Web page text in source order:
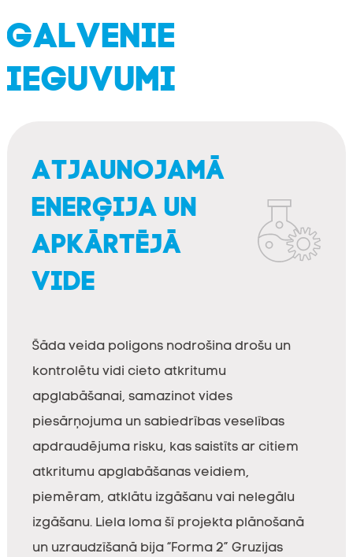
GALVENIE
IEGUVUMI
ATJAUNOJAMĀ
ENERĢIJA UN
APKĀRTĒJĀ
VIDE
Šāda veida poligons nodrošina drošu un
kontrolētu vidi cieto atkritumu
apglabāšanai, samazinot vides
piesārņojuma un sabiedrības veselības
apdraudējuma risku, kas saistīts ar citiem
atkritumu apglabāšanas veidiem,
piemēram, atklātu izgāšanu vai nelegālu
izgāšanu. Liela loma šī projekta plānošanā
un uzraudzīšanā bija “Forma 2” Gruzijas